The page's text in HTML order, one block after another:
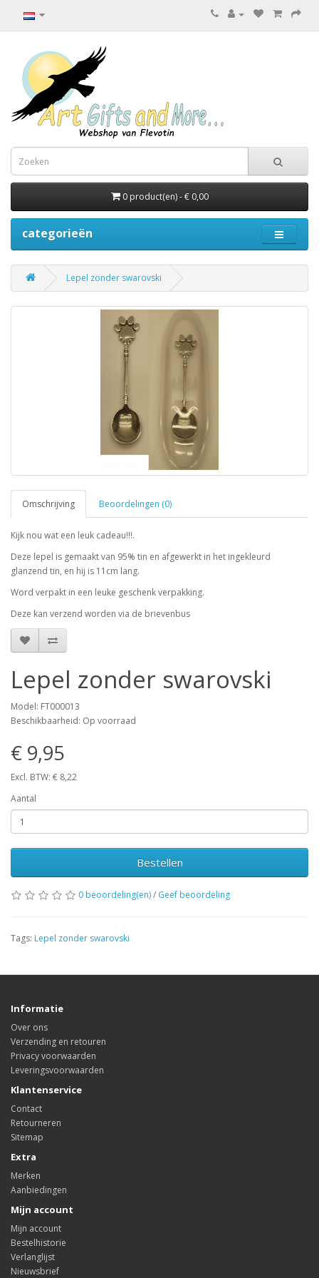
0 product(en) - € 0,00
categorieën
Lepel zonder swarovski
Omschrijving Beoordelingen (0)
Kijk nou wat een leuk cadeau!!!.
Deze lepel is gemaakt van 95% tin en afgewerkt in het ingekleurd
glanzend tin, en hij is 11cm lang.
Word verpakt in een leuke geschenk verpakking.
Deze kan verzend worden via de brievenbus
Lepel zonder swarovski
Model: FT000013
Beschikbaarheid: Op voorraad
€ 9,95
Excl. BTW: € 8,22
Aantal
Bestellen
0 beoordeling(en)/ Geef beoordeling
Tags: Lepel zonder swarovski
Informatie
Over ons
Verzending en retouren
Privacy voorwaarden
Leveringsvoorwaarden
Klantenservice
Contact
Retourneren
Sitemap
Extra
Merken
Aanbiedingen
Mijn account
Mijn account
Bestelhistorie
Verlanglijst
Nieuwsbrief